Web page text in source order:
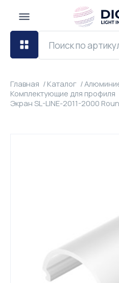
Главная Каталог
Комплектующие для профиля
Экран SL-LINE-2011-2000